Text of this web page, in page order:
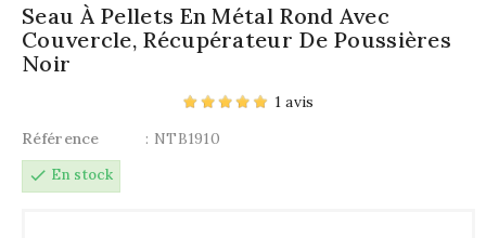
Seau À Pellets En Métal Rond Avec
Couvercle, Récupérateur De Poussières
Noir
1 avis
Référence
: NTB1910
check En stock